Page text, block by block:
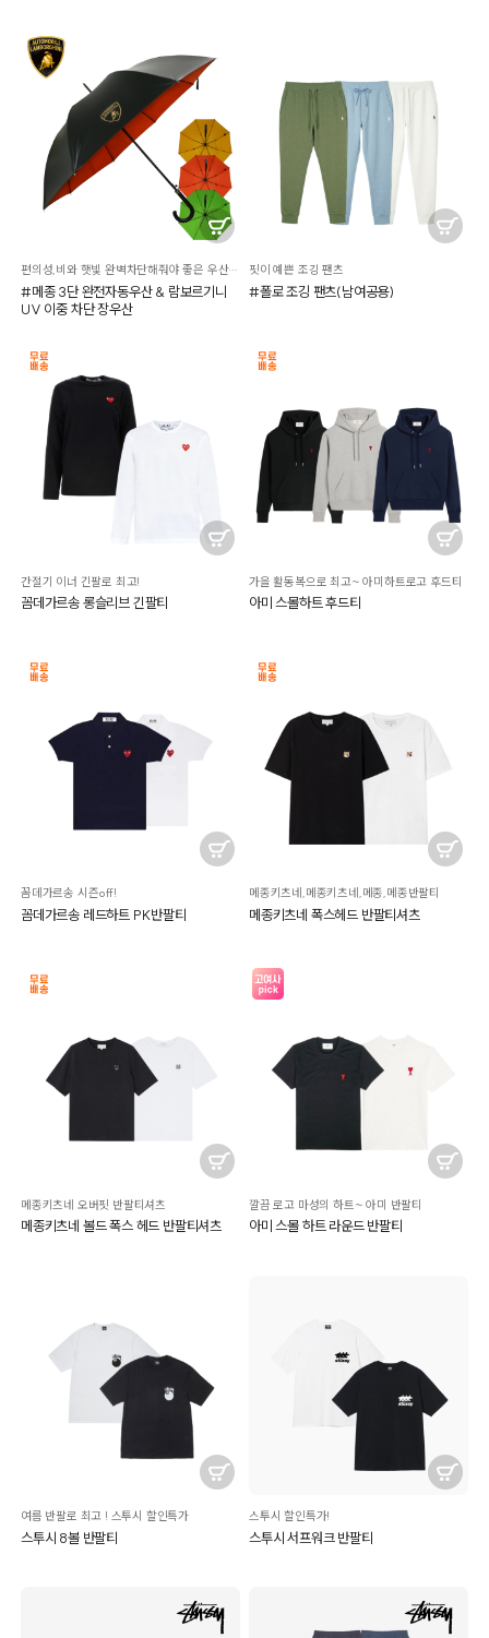
편의성,비와 햇빛 완벽차단해줘야 좋은 우산입니다.
#메종 3단 완전자동우산 & 람보르기니
UV 이중 차단 장우산
핏이 예쁜 조깅 팬츠
#폴로 조깅 팬츠(남여공용)
간절기 이너 긴팔로 최고!
꼼데가르송 롱슬리브 긴팔티
가을 활동복으로 최고~ 아미하트로고 후드티
아미 스몰하트 후드티
꼼데가르송 시즌off!
꼼데가르송 레드하트 PK반팔티
메종키츠네,메종키츠네,메종,메종반팔티
메종키츠네 폭스헤드 반팔티셔츠
메종키츠네 오버핏 반팔티셔츠
메종키츠네 볼드 폭스 헤드 반팔티셔츠
깔끔 로고 마성의 하트~ 아미 반팔티
아미 스몰 하트 라운드 반팔티
여름 반팔로 최고 ! 스투시 할인특가
스투시 8볼 반팔티
스투시 할인특가!
스투시 서프워크 반팔티